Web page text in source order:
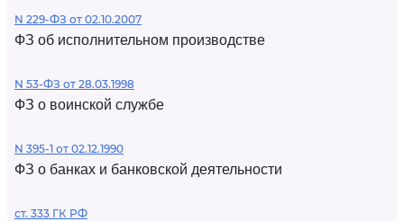
N 229-ФЗ от 02.10.2007
ФЗ об исполнительном производстве
N 53-ФЗ от 28.03.1998
ФЗ о воинской службе
N 395-1 от 02.12.1990
ФЗ о банках и банковской деятельности
ст. 333 ГК РФ